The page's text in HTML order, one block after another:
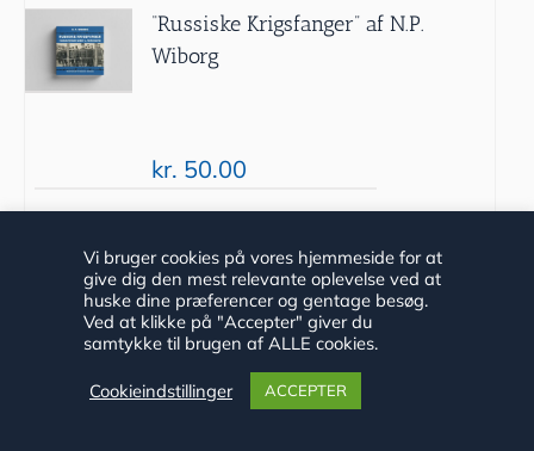
“Russiske Krigsfanger” af N.P.
Wiborg
kr. 50.00
Tilføj til
kurv
Detaljer
Vi bruger cookies på vores hjemmeside for at
give dig den mest relevante oplevelse ved at
huske dine præferencer og gentage besøg.
Ved at klikke på "Accepter" giver du
samtykke til brugen af ALLE cookies.
Cookieindstillinger ACCEPTER